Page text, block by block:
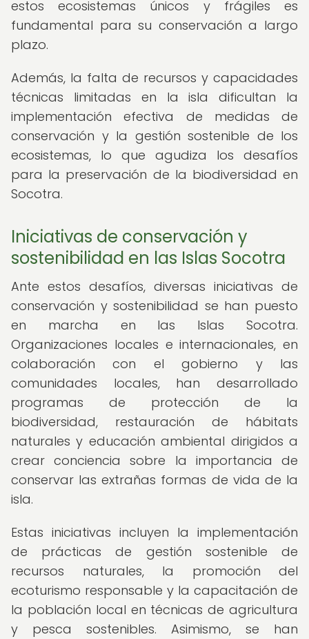
estos ecosistemas únicos y frágiles es
fundamental para su conservación a largo
plazo.
Además, la falta de recursos y capacidades
técnicas limitadas en la isla dificultan la
implementación efectiva de medidas de
conservación y la gestión sostenible de los
ecosistemas, lo que agudiza los desafíos
para la preservación de la biodiversidad en
Socotra.
Iniciativas de conservación y
sostenibilidad en las Islas Socotra
Ante estos desafíos, diversas iniciativas de
conservación y sostenibilidad se han puesto
en marcha en las Islas Socotra.
Organizaciones locales e internacionales, en
colaboración con el gobierno y las
comunidades locales, han desarrollado
programas de protección de la
biodiversidad, restauración de hábitats
naturales y educación ambiental dirigidos a
crear conciencia sobre la importancia de
conservar las extrañas formas de vida de la
isla.
Estas iniciativas incluyen la implementación
de prácticas de gestión sostenible de
recursos naturales, la promoción del
ecoturismo responsable y la capacitación de
la población local en técnicas de agricultura
y pesca sostenibles. Asimismo, se han